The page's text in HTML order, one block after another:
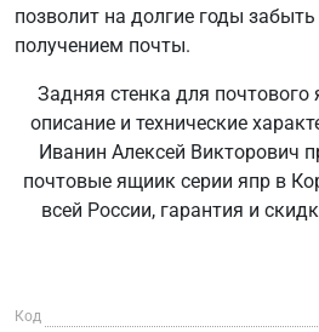
позволит на долгие годы
получением почты.
Задняя стенка для
описание и технические
Иванин Алексей Викторович
почтовые ящиик серии япр в
всей России, гарантия и
Код